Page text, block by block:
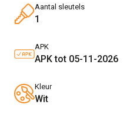
Aantal sleutels
1
APK
APK tot 05-11-2026
Kleur
Wit